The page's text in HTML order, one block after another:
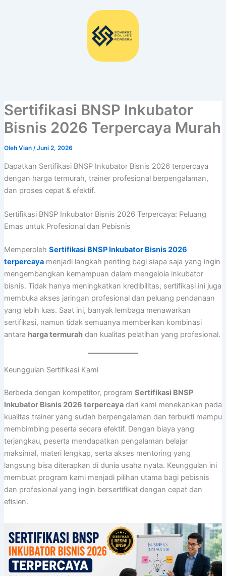
Sertifikasi BNSP Inkubator
Bisnis 2026 Terpercaya Murah
Oleh Vian /Juni 2, 2026
Dapatkan Sertifikasi BNSP Inkubator Bisnis 2026 terpercaya
dengan harga termurah, trainer profesional berpengalaman,
dan proses cepat & efektif.
Sertifikasi BNSP Inkubator Bisnis 2026 Terpercaya: Peluang
Emas untuk Profesional dan Pebisnis
Memperoleh Sertifikasi BNSP Inkubator Bisnis 2026
terpercayamenjadi langkah penting bagi siapa saja yang ingin
mengembangkan kemampuan dalam mengelola inkubator
bisnis. Tidak hanya meningkatkan kredibilitas, sertifikasi ini juga
membuka akses jaringan profesional dan peluang pendanaan
yang lebih luas. Saat ini, banyak lembaga menawarkan
sertifikasi, namun tidak semuanya memberikan kombinasi
antara harga termurahdan kualitas pelatihan yang profesional.
Keunggulan Sertifikasi Kami
Berbeda dengan kompetitor, program Sertifikasi BNSP
Inkubator Bisnis 2026 terpercayadari kami menekankan pada
kualitas trainer yang sudah berpengalaman dan terbukti mampu
membimbing peserta secara efektif. Dengan biaya yang
terjangkau, peserta mendapatkan pengalaman belajar
maksimal, materi lengkap, serta akses mentoring yang
langsung bisa diterapkan di dunia usaha nyata. Keunggulan ini
membuat program kami menjadi pilihan utama bagi pebisnis
dan profesional yang ingin bersertifikat dengan cepat dan
efisien.